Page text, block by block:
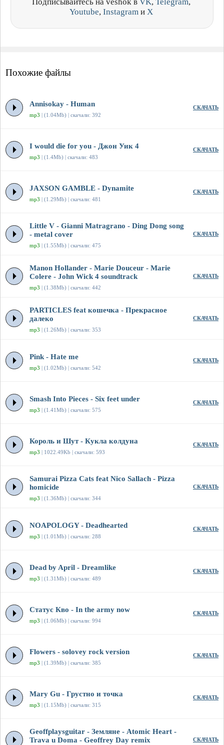
Подписывайтесь на veshok в VK, Telegram,
Youtube, Instagram и X
Похожие файлы
Annisokay - Human
mp3 | (1.04Mb) | скачали: 392
СКАЧАТЬ
I would die for you - Джон Уик 4
mp3 | (1.4Mb) | скачали: 483
СКАЧАТЬ
JAXSON GAMBLE - Dynamite
mp3 | (1.29Mb) | скачали: 481
СКАЧАТЬ
Little V - Gianni Matragrano - Ding Dong song
- metal cover
mp3 | (1.55Mb) | скачали: 475
СКАЧАТЬ
Manon Hollander - Marie Douceur - Marie
Colere - John Wick 4 soundtrack
mp3 | (1.38Mb) | скачали: 442
СКАЧАТЬ
PARTICLES feat кошечка - Прекрасное
далеко
mp3 | (1.26Mb) | скачали: 353
СКАЧАТЬ
Pink - Hate me
mp3 | (1.02Mb) | скачали: 542
СКАЧАТЬ
Smash Into Pieces - Six feet under
mp3 | (1.41Mb) | скачали: 575
СКАЧАТЬ
Король и Шут - Кукла колдуна
mp3 | 1022.49Kb | скачали: 593
СКАЧАТЬ
Samurai Pizza Cats feat Nico Sallach - Pizza
homicide
mp3 | (1.36Mb) | скачали: 344
СКАЧАТЬ
NOAPOLOGY - Deadhearted
mp3 | (1.01Mb) | скачали: 288
СКАЧАТЬ
Dead by April - Dreamlike
mp3 | (1.31Mb) | скачали: 489
СКАЧАТЬ
Статус Кво - In the army now
mp3 | (1.06Mb) | скачали: 994
СКАЧАТЬ
Flowers - solovey rock version
mp3 | (1.39Mb) | скачали: 385
СКАЧАТЬ
Mary Gu - Грустно и точка
mp3 | (1.15Mb) | скачали: 315
СКАЧАТЬ
Geoffplaysguitar - Земляне - Atomic Heart -
Trava u Doma - Geoffrey Day remix
СКАЧАТЬ